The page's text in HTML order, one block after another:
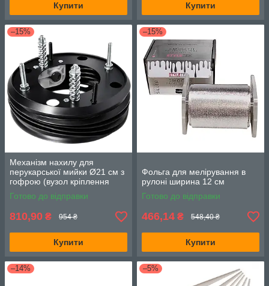
Купити Купити
–15%
Механізм нахилу для
перукарської мийки Ø21 см з
гофрою (вузол кріплення
раковини)
Готово до відправки
810,90 ₴ 954 ₴
Купити
–15%
Фольга для мелірування в
рулоні ширина 12 см
Готово до відправки
466,14 ₴ 548,40 ₴
Купити
–14% –5%